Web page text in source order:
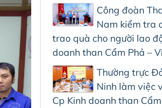
Công đoàn
Nam kiểm tra
trao quà cho người lao
doanh than Cẩm Phả –
Thường trực
Ninh làm việc
Cp Kinh doanh than